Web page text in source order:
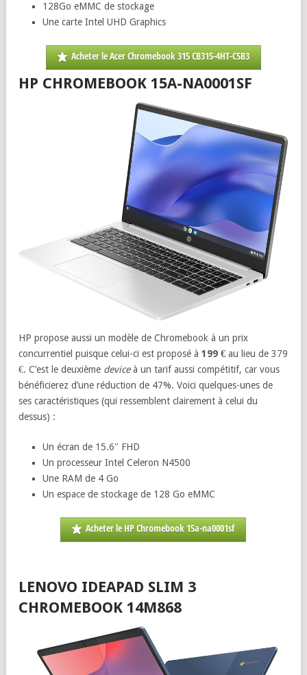
128Go eMMC de stockage
Une carte Intel UHD Graphics
Acheter le Acer Chromebook 315 CB315-4HT-C5B3
HP CHROMEBOOK 15A-NA0001SF
HP propose aussi un modèle de Chromebook à un prix
concurrentiel puisque celui-ci est proposé à 199 € au lieu de 379
€. C’est le deuxième deviceà un tarif aussi compétitif, car vous
bénéficierez d’une réduction de 47%. Voici quelques-unes de
ses caractéristiques (qui ressemblent clairement à celui du
dessus) :
Un écran de 15.6″ FHD
Un processeur Intel Celeron N4500
Une RAM de 4 Go
Un espace de stockage de 128 Go eMMC
Acheter le HP Chromebook 15a-na0001sf
LENOVO IDEAPAD SLIM 3
CHROMEBOOK 14M868